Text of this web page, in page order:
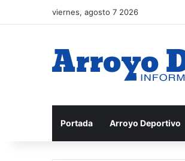
viernes, agosto 7 2026
Portada Arroyo Deportivo